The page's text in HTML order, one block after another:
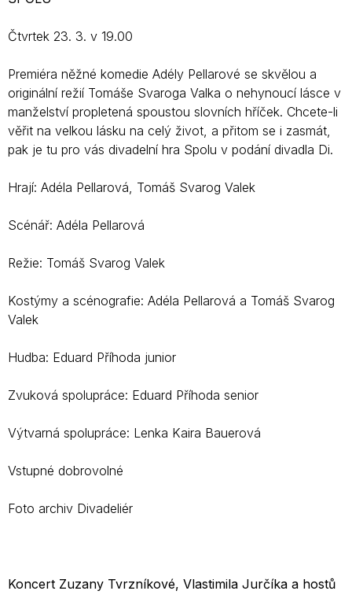
Čtvrtek 23. 3. v 19.00
Premiéra něžné komedie Adély Pellarové se skvělou a
originální režií Tomáše Svaroga Valka o nehynoucí lásce v
manželství propletená spoustou slovních hříček. Chcete-li
věřit na velkou lásku na celý život, a přitom se i zasmát,
pak je tu pro vás divadelní hra Spolu v podání divadla Di.
Hrají: Adéla Pellarová, Tomáš Svarog Valek
Scénář: Adéla Pellarová
Režie: Tomáš Svarog Valek
Kostýmy a scénografie: Adéla Pellarová a Tomáš Svarog
Valek
Hudba: Eduard Příhoda junior
Zvuková spolupráce: Eduard Příhoda senior
Výtvarná spolupráce: Lenka Kaira Bauerová
Vstupné dobrovolné
Foto archiv Divadeliér
Koncert Zuzany Tvrzníkové, Vlastimila Jurčíka a hostů